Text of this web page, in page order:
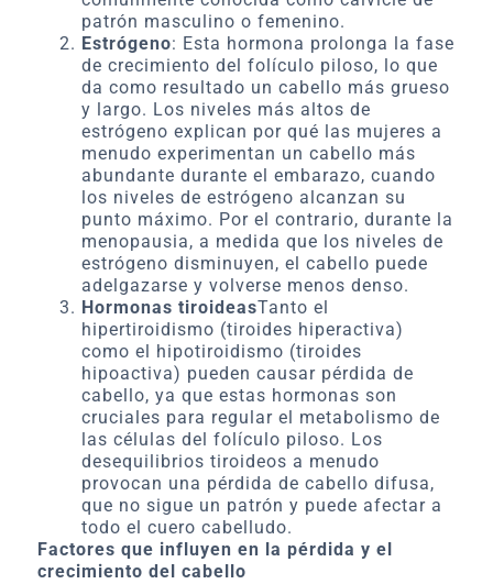
patrón masculino o femenino.
Estrógeno: Esta hormona prolonga la fase
de crecimiento del folículo piloso, lo que
da como resultado un cabello más grueso
y largo. Los niveles más altos de
estrógeno explican por qué las mujeres a
menudo experimentan un cabello más
abundante durante el embarazo, cuando
los niveles de estrógeno alcanzan su
punto máximo. Por el contrario, durante la
menopausia, a medida que los niveles de
estrógeno disminuyen, el cabello puede
adelgazarse y volverse menos denso.
Hormonas tiroideasTanto el
hipertiroidismo (tiroides hiperactiva)
como el hipotiroidismo (tiroides
hipoactiva) pueden causar pérdida de
cabello, ya que estas hormonas son
cruciales para regular el metabolismo de
las células del folículo piloso. Los
desequilibrios tiroideos a menudo
provocan una pérdida de cabello difusa,
que no sigue un patrón y puede afectar a
todo el cuero cabelludo.
Factores que influyen en la pérdida y el
crecimiento del cabello